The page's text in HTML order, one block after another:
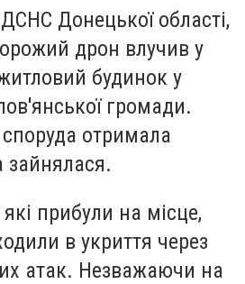
ДСНС Донецької області,
дрон влучив у
будинок у
громади.
отримала
прибули на місце,
в укриття через
атак. Незважаючи на